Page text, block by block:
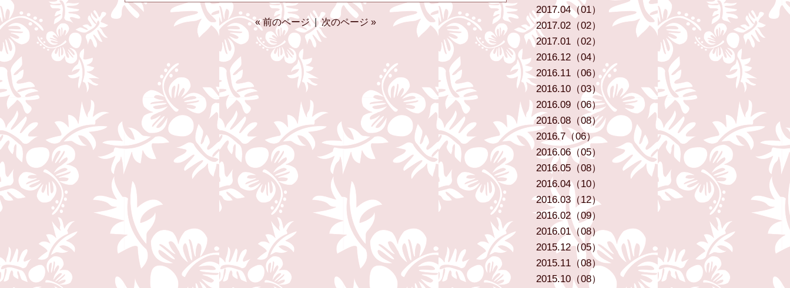
« 前のページ|次のページ »
2017.04（01）
2017.02（02）
2017.01（02）
2016.12（04）
2016.11（06）
2016.10（03）
2016.09（06）
2016.08（08）
2016.7（06）
2016.06（05）
2016.05（08）
2016.04（10）
2016.03（12）
2016.02（09）
2016.01（08）
2015.12（05）
2015.11（08）
2015.10（08）